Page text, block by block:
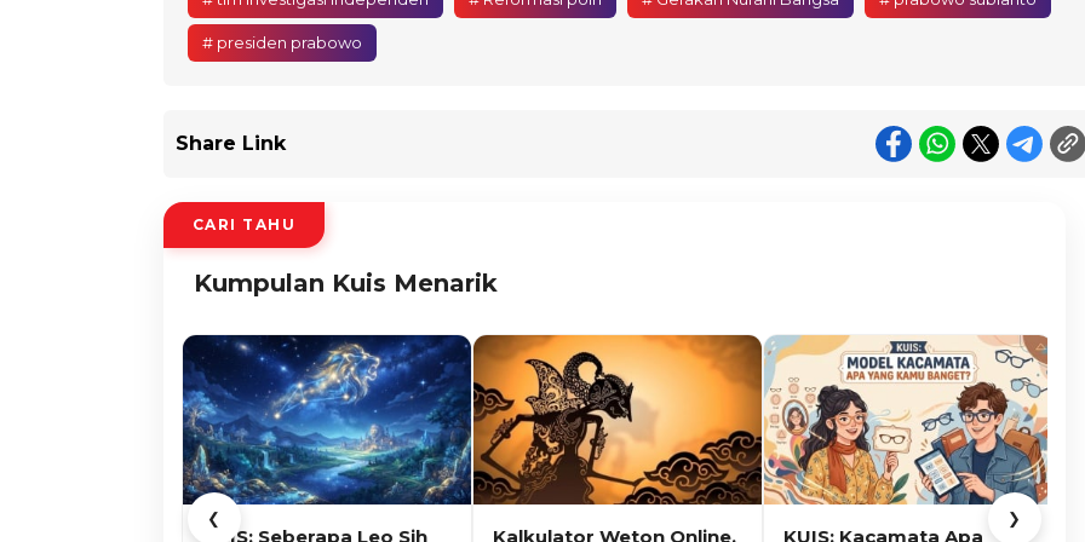
# presiden prabowo
Share Link
CARI TAHU
Kumpulan Kuis Menarik
❮
KUIS: Seberapa Leo Sih Kalkulator Weton Online, KUIS: Kacamata Apa
❯